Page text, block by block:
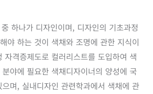
하나가 디자인이며, 디자인의 기초과정
야 하는 것이 색채와 조명에 관한 지식이
자격증제도로 컬러리스트를 도입하여 색
야에 필요한 색채디자이너의 양성에 국
며, 실내디자인 관련학과에서 색채에 관